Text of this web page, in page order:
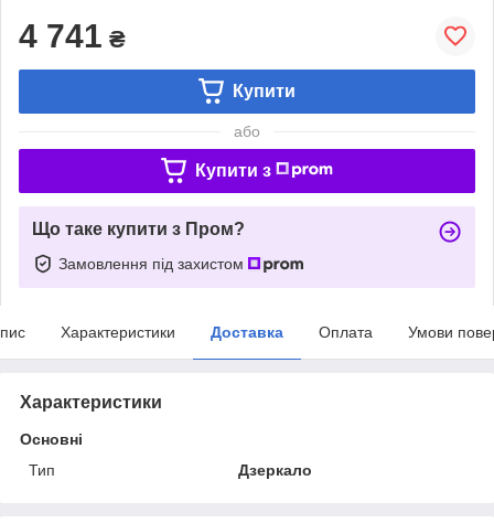
4 741 ₴
Купити
або
Купити з
Що таке купити з Пром?
Замовлення під захистом
Характеристики Доставка Оплата Умови
Характеристики
Основні
Тип
Дзеркало